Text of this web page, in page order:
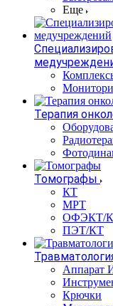
Еще
Терапия
Томографы
КТ
МРТ
ОФЭКТ/
ПЭТ/КТ
Аппарат
Крючки